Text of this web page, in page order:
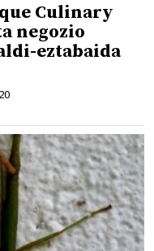
Culinary
negozio
eztabaida